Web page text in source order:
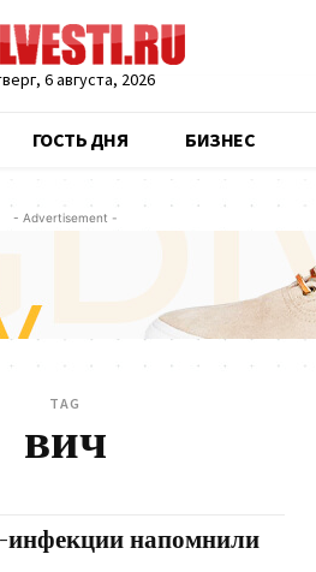
6 августа, 2026
ГОСТЬ ДНЯ БИЗНЕС
- Advertisement -
TAG
вич
напомнили